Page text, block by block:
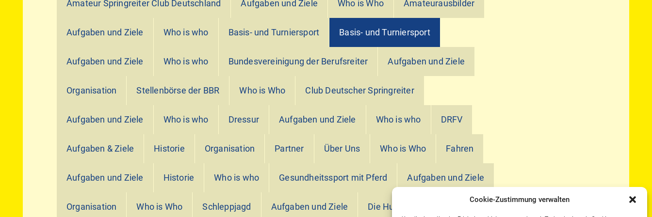
Cookie-Zustimmung verwalten
Amateur Springreiter Club Deutschland Aufgaben und Ziele Who is Who Amateurausbilder
Aufgaben und Ziele Who is who Basis- und Turniersport Basis- und Turniersport
Aufgaben und Ziele Who is who Bundesvereinigung der Berufsreiter Aufgaben und Ziele
Organisation Stellenbörse der BBR Who is Who Club Deutscher Springreiter
Aufgaben und Ziele Who is who Dressur Aufgaben und Ziele Who is who DRFV
Aufgaben & Ziele Historie Organisation Partner Über Uns Who is Who Fahren
Aufgaben und Ziele Historie Who is who Gesundheitssport mit Pferd Aufgaben und Ziele
Organisation Who is Who Schleppjagd Aufgaben und Ziele Die Hunde